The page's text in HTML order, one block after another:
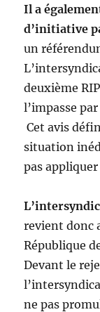
Il a
d’initiative
un
deuxième
l’impasse
Cet avis
situation
pas
revient donc
République
Devant le
ne pas